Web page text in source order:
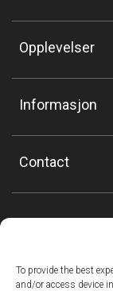
To provide the best
and/or access device
Opplevelser
Informasjon
Contact